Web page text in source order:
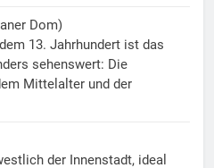
Dom)
13. Jahrhundert ist das
sehenswert: Die
Mittelalter und der
der Innenstadt, ideal